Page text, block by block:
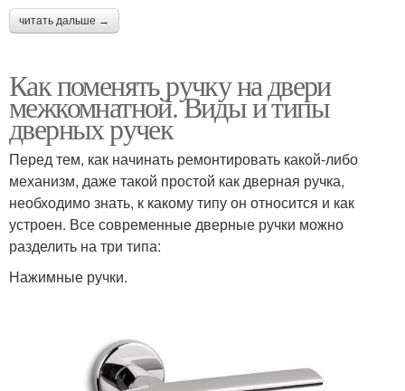
читать дальше →
Как поменять ручку на двери
межкомнатной. Виды и типы
дверных ручек
Перед тем, как начинать ремонтировать какой-либо
механизм, даже такой простой как дверная ручка,
необходимо знать, к какому типу он относится и как
устроен. Все современные дверные ручки можно
разделить на три типа:
Нажимные ручки.